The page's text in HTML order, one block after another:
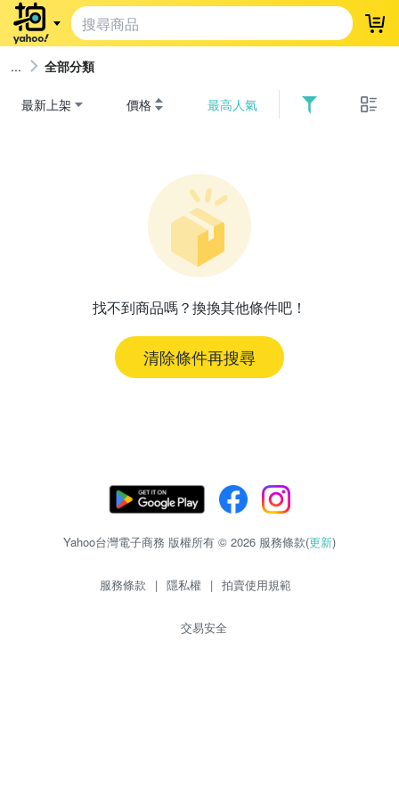
登
全部分類
最新上架 價格 最高人氣
找不到商品嗎？換換其他條件吧！
清除條件再搜尋
Yahoo台灣電子商務 版權所有 © 2026 服務條款(更新)
服務條款 | 隱私權 | 拍賣使用規範
交易安全